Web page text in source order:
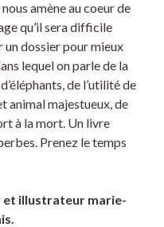
amène au coeur de
qu’il sera difficile
un dossier pour mieux
lequel on parle de la
de l’utilité de
animal majestueux, de
à la mort. Un livre
Prenez le temps
et illustrateur marie-